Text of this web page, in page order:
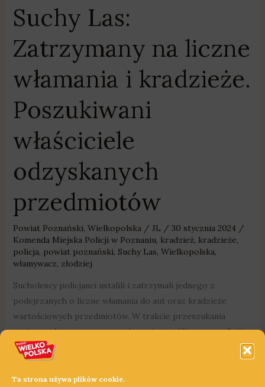
Ta strona używa plików cookie.
Suchy Las:
Zatrzymany na liczne
włamania i kradzieże.
Poszukiwani
właściciele
odzyskanych
przedmiotów
Powiat Poznański, Wielkopolska/ JL / 30 stycznia 2024 /
Komenda Miejska Policji w Poznaniu, kradzież, kradzieże,
policja, powiat poznański, Suchy Las, Wielkopolska,
włamywacz, złodziej
Sucholescy policjanci ustalili i zatrzymali jednego z
podejrzanych o liczne włamania do aut oraz kradzieże
wartościowych przedmiotów. W trakcie przeszukania
miejsca pobytu sprawcy mundurowi natrafili na sporą ilość
biżuterii i elektroniki, która najprawdopodobniej pochodzi
z przestępstw.
odzyskanych
przedmiotów